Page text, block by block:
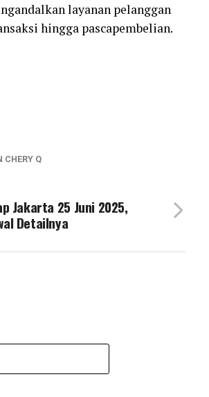
layanan pelanggan
hingga pascapembelian.
CHERY Q
Jakarta 25 Juni 2025,
Detailnya